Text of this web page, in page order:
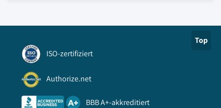
Top
ISO-zertifiziert
Authorize.net
BBB A+-akkreditiert